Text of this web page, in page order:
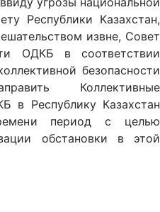
Республики Казахстан,
извне, Совет
ОДКБ в соответствии
безопасности
Коллективные
в Республику Казахстан
период с целью
обстановки в этой